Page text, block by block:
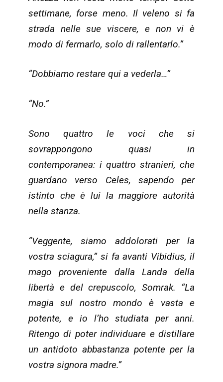
settimane, forse meno. Il veleno si fa
strada nelle sue viscere, e non vi è
modo di fermarlo, solo di rallentarlo.”
“Dobbiamo restare qui a vederla…”
“No.”
Sono quattro le voci che si
sovrappongono quasi in
contemporanea: i quattro stranieri, che
guardano verso Celes, sapendo per
istinto che è lui la maggiore autorità
nella stanza.
“Veggente, siamo addolorati per la
vostra sciagura,” si fa avanti Vibidius, il
mago proveniente dalla Landa della
libertà e del crepuscolo, Somrak. “La
magia sul nostro mondo è vasta e
potente, e io l’ho studiata per anni.
Ritengo di poter individuare e distillare
un antidoto abbastanza potente per la
vostra signora madre.”